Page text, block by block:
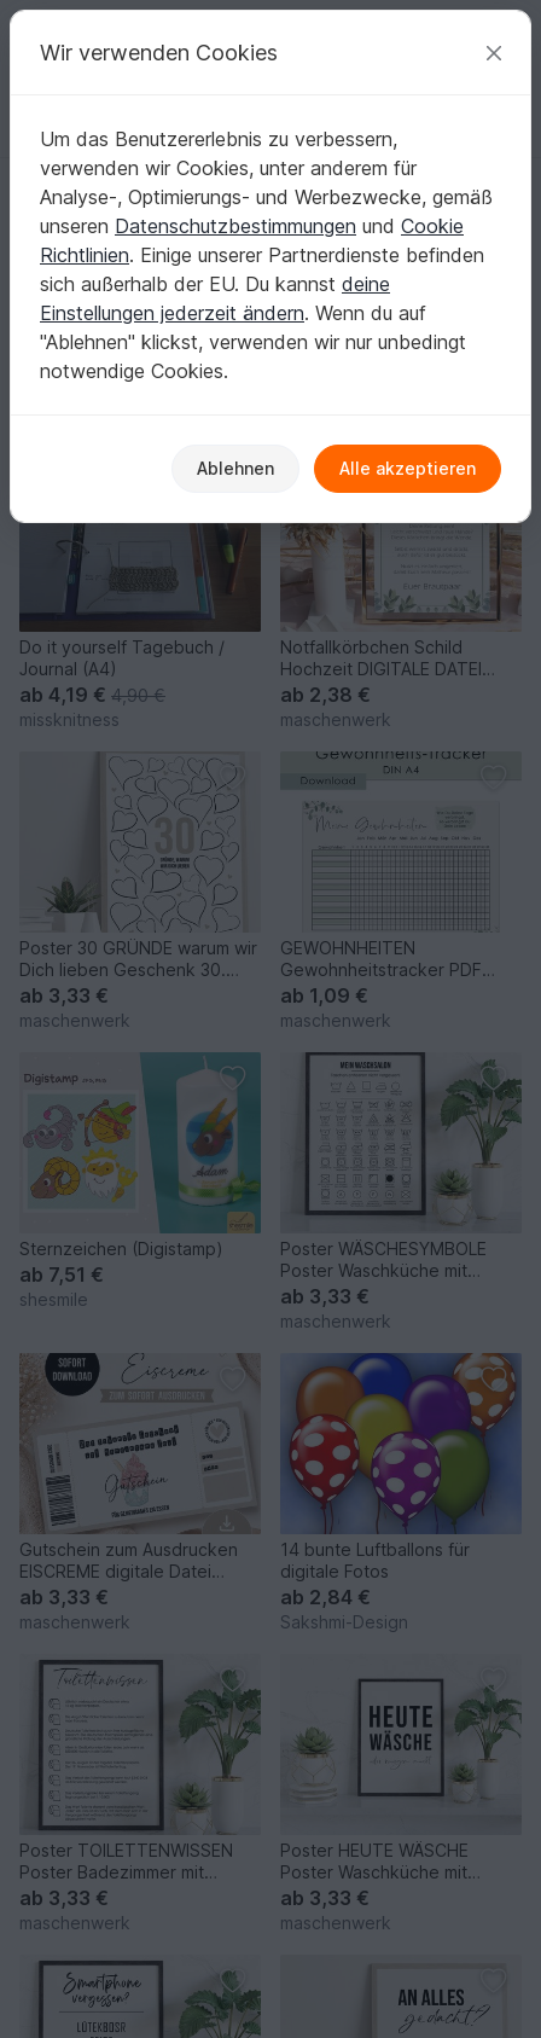
Deine kreativen Ideen
Deutsch | € (EUR) einloggen Kostenlos registrieren
Startseite Basteln Digital Scrapbooking Bilder / Grafiken
Bilder / Grafiken: Designs, die deine
Scrapbooking-Idee sofort rund machen
Dein Layout wirkt erst dann stimmig, wenn Motiv, Stil
und Format zusammenpassen.Mehr anzeigen
Digital Scrapbooking
Do it yourself Tagebuch /
Journal (A4)
ab 4,19 € 4,90 €
missknitness
Notfallkörbchen Schild
Hochzeit DIGITALE DATEI
Schild Hochzeit DIN A5
ab 2,38 €
maschenwerk
Poster 30 GRÜNDE warum wir
Dich lieben Geschenk 30.
Geburtstag
ab 3,33 €
maschenwerk
GEWOHNHEITEN
Gewohnheitstracker PDF
Download Gewohnheiten
Vorlage
ab 1,09 €
maschenwerk
Sternzeichen (Digistamp)
ab 7,51 €
shesmile
Poster WÄSCHESYMBOLE
Poster Waschküche mit
Waschanleitungen Geschenk
Einzug
ab 3,33 €
maschenwerk
Gutschein zum Ausdrucken
EISCREME digitale Datei
Gutschein DOWNLOAD
ab 3,33 €
maschenwerk
14 bunte Luftballons für
digitale Fotos
ab 2,84 €
Sakshmi-Design
Poster TOILETTENWISSEN
Poster Badezimmer mit
unnützem Wissen Geschenk
Einzu
ab 3,33 €
maschenwerk
Poster HEUTE WÄSCHE
Poster Waschküche mit
lustigem Spruch Geschenk
Einzug
ab 3,33 €
maschenwerk
Wir verwenden Cookies
Um das Benutzererlebnis zu verbessern,
verwenden wir Cookies, unter anderem für
Analyse-, Optimierungs- und Werbezwecke, gemäß
unseren Datenschutzbestimmungen und Cookie
Richtlinien. Einige unserer Partnerdienste befinden
sich außerhalb der EU. Du kannst deine
Einstellungen jederzeit ändern. Wenn du auf
"Ablehnen" klickst, verwenden wir nur unbedingt
notwendige Cookies.
Ablehnen Alle akzeptieren